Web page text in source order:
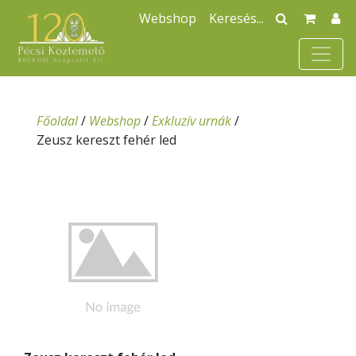
Webshop
Főoldal/ Webshop/Exkluzív urnák/
Zeusz kereszt fehér led